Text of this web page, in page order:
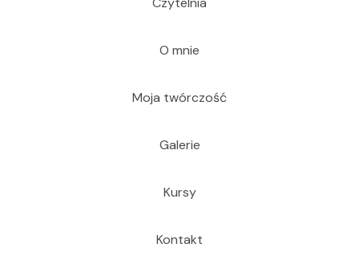
O mnie
Moja twórczość
Galerie
Kursy
Kontakt